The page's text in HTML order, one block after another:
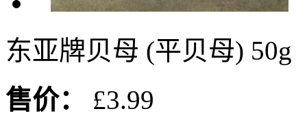
东亚牌贝母 (平贝母) 50g
售价：
£3.99